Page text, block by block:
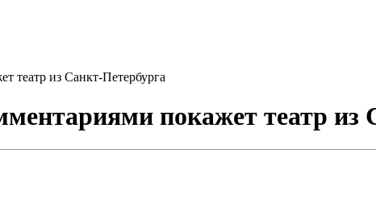
театр из Санкт-Петербурга
покажет театр из